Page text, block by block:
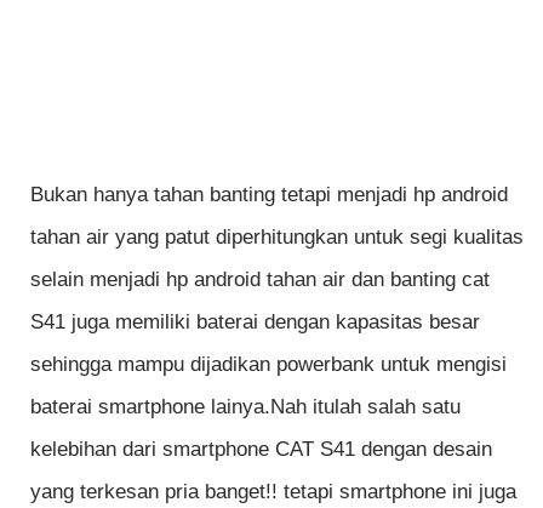
Bukan hanya tahan banting tetapi menjadi hp android
tahan air yang patut diperhitungkan untuk segi kualitas
selain menjadi hp android tahan air dan banting cat
S41 juga memiliki baterai dengan kapasitas besar
sehingga mampu dijadikan powerbank untuk mengisi
baterai smartphone lainya.Nah itulah salah satu
kelebihan dari smartphone CAT S41 dengan desain
yang terkesan pria banget!! tetapi smartphone ini juga